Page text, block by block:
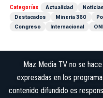
Categorías Actualidad Noticias
Destacados
Minería 360
Congreso
Internacional
Maz Media TV no se
expresadas en los
contenido difundido es